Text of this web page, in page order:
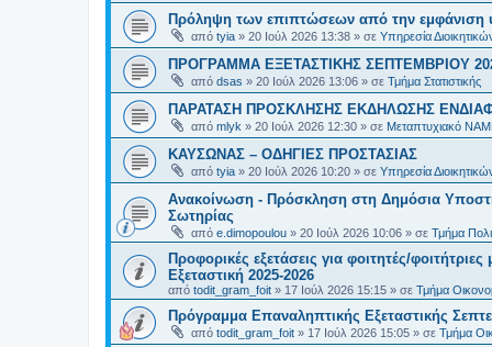
Πρόληψη των επιπτώσεων από την εμφάνιση
από tyia » 20 Ιούλ 2026 13:38 » σε Υπηρεσία
ΠΡΟΓΡΑΜΜΑ ΕΞΕΤΑΣΤΙΚΗΣ ΣΕΠΤΕΜΒΡΙΟΥ
από dsas » 20 Ιούλ 2026 13:06 » σε Τμήμα Στατιστικής
ΠΑΡΑΤΑΣΗ ΠΡΟΣΚΛΗΣΗΣ ΕΚΔΗΛΩΣΗΣ
από mlyk » 20 Ιούλ 2026 12:30 » σε Μεταπτυχιακό
ΚΑΥΣΩΝΑΣ – ΟΔΗΓΙΕΣ ΠΡΟΣΤΑΣΙΑΣ
από tyia » 20 Ιούλ 2026 10:20 » σε Υπηρεσία
Ανακοίνωση - Πρόσκληση στη Δημόσια
Σωτηρίας
από e.dimopoulou » 20 Ιούλ 2026 10:06 » σε Τμήμα
Προφορικές εξετάσεις για φοιτητές/
Εξεταστική 2025-2026
από todit_gram_foit » 17 Ιούλ 2026 15:15 » σε Τμήμα
Πρόγραμμα Επαναληπτικής Εξεταστικής
από todit_gram_foit » 17 Ιούλ 2026 15:05 » σε Τμήμα